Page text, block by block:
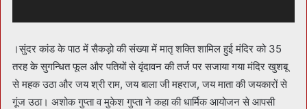
।सुंदर कांड के पाठ में सैकड़ो की संख्या में मातृ शक्ति शामिल हुई मंदिर को 35
तरह के सुगन्धित फूल और पतियों से वृंदावन की तर्ज पर सजाया गया मंदिर खुशबू
से महक उठा और जय श्री राम, जय बाला जी महराज, जय माता की जयकारों से
गूंज उठा। अशोक गुप्ता व मुकेश गुप्ता ने कहा की धार्मिक आयोजन से आपसी